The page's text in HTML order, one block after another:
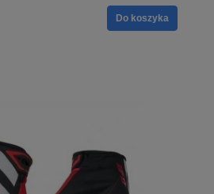
Do koszyka